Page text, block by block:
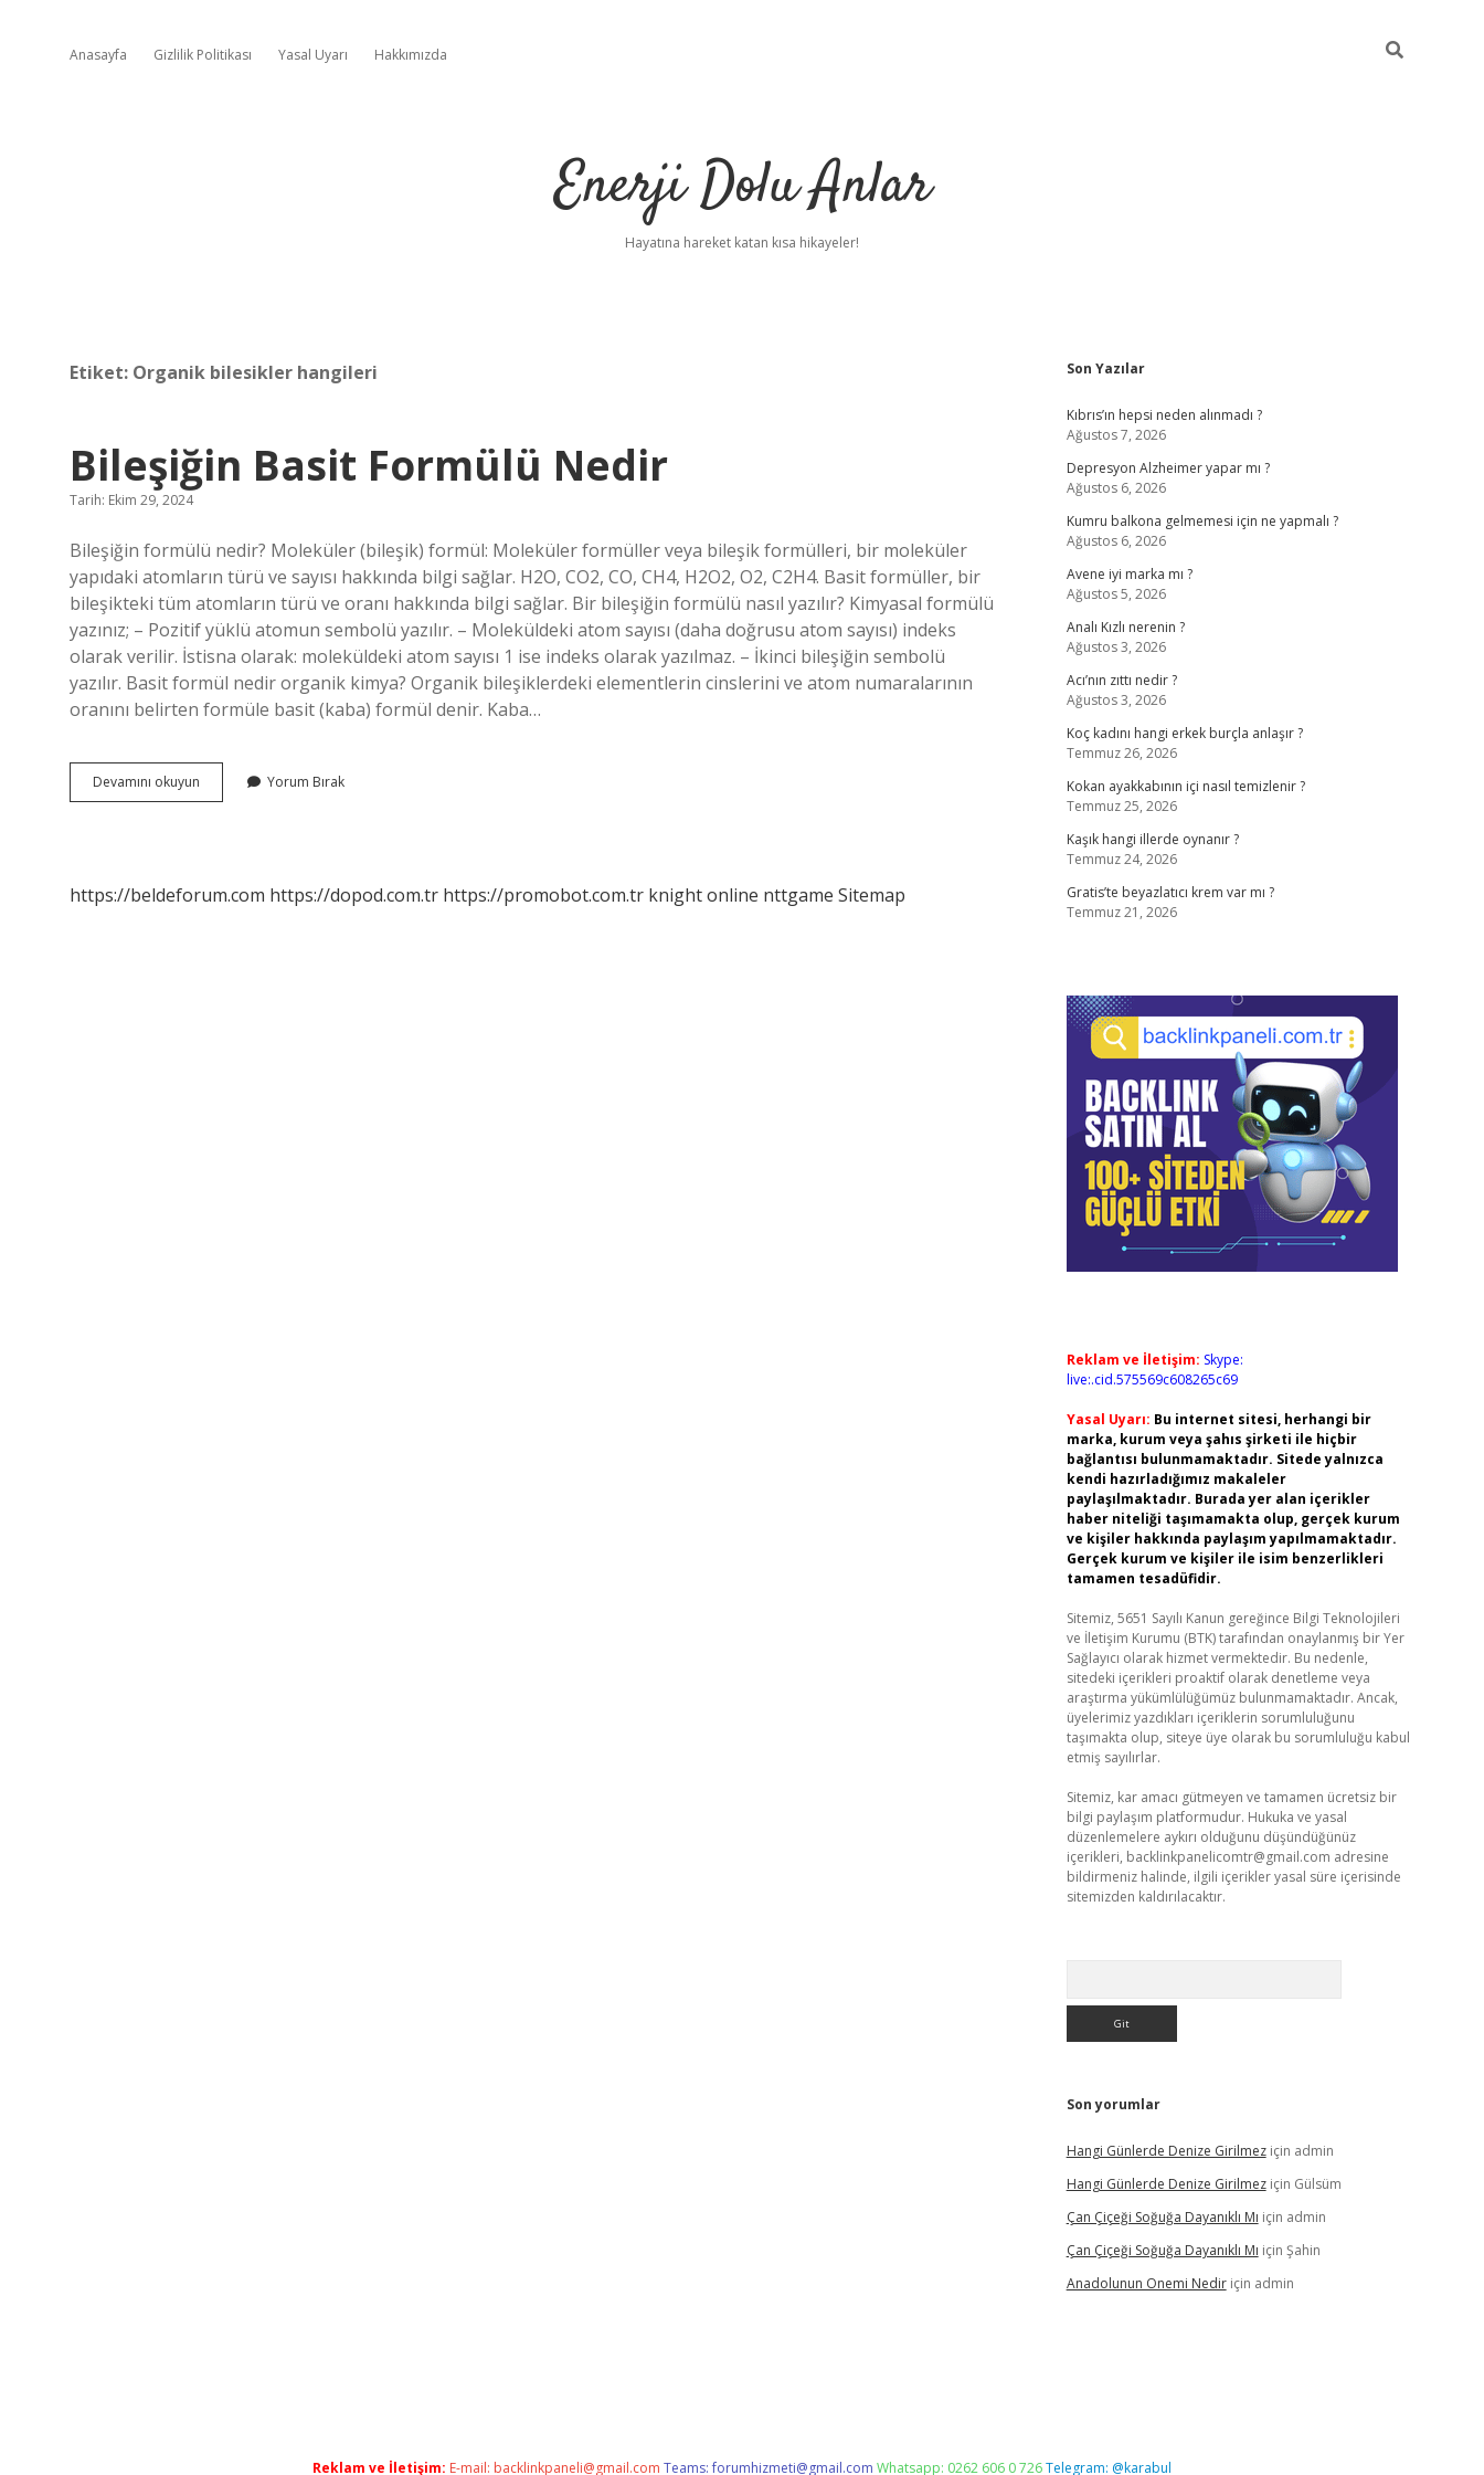
Anasayfa Gizlilik Politikası Yasal Uyarı Hakkımızda
Enerji Dolu Anlar
Hayatına hareket katan kısa hikayeler!
Etiket: Organik bilesikler hangileri
Bileşiğin Basit Formülü Nedir
Tarih: Ekim 29, 2024
Bileşiğin formülü nedir? Moleküler (bileşik) formül: Moleküler formüller veya bileşik formülleri, bir moleküler
yapıdaki atomların türü ve sayısı hakkında bilgi sağlar. H2O, CO2, CO, CH4, H2O2, O2, C2H4. Basit formüller, bir
bileşikteki tüm atomların türü ve oranı hakkında bilgi sağlar. Bir bileşiğin formülü nasıl yazılır? Kimyasal formülü
yazınız; – Pozitif yüklü atomun sembolü yazılır. – Moleküldeki atom sayısı (daha doğrusu atom sayısı) indeks
olarak verilir. İstisna olarak: moleküldeki atom sayısı 1 ise indeks olarak yazılmaz. – İkinci bileşiğin sembolü
yazılır. Basit formül nedir organik kimya? Organik bileşiklerdeki elementlerin cinslerini ve atom numaralarının
oranını belirten formüle basit (kaba) formül denir. Kaba…
Devamını okuyun Bileşiğin
Basit
Yorum Bırak
https://beldeforum.com https://dopod.com.tr https://promobot.com.tr knight online nttgame Sitemap
Sidebar
Son Yazılar
Kıbrıs’ın hepsi neden alınmadı ?
Ağustos 7, 2026
Depresyon Alzheimer yapar mı ?
Ağustos 6, 2026
Kumru balkona gelmemesi için ne yapmalı ?
Ağustos 6, 2026
Avene iyi marka mı ?
Ağustos 5, 2026
Analı Kızlı nerenin ?
Ağustos 3, 2026
Acı’nın zıttı nedir ?
Ağustos 3, 2026
Koç kadını hangi erkek burçla anlaşır ?
Temmuz 26, 2026
Kokan ayakkabının içi nasıl temizlenir ?
Temmuz 25, 2026
Kaşık hangi illerde oynanır ?
Temmuz 24, 2026
Gratis’te beyazlatıcı krem var mı ?
Temmuz 21, 2026
Reklam ve İletişim: Skype:
live:.cid.575569c608265c69
Yasal Uyarı: Bu internet sitesi, herhangi bir
marka, kurum veya şahıs şirketi ile hiçbir
bağlantısı bulunmamaktadır. Sitede yalnızca
kendi hazırladığımız makaleler
paylaşılmaktadır. Burada yer alan içerikler
haber niteliği taşımamakta olup, gerçek kurum
ve kişiler hakkında paylaşım yapılmamaktadır.
Gerçek kurum ve kişiler ile isim benzerlikleri
tamamen tesadüfidir.
Sitemiz, 5651 Sayılı Kanun gereğince Bilgi Teknolojileri
ve İletişim Kurumu (BTK) tarafından onaylanmış bir Yer
Sağlayıcı olarak hizmet vermektedir. Bu nedenle,
sitedeki içerikleri proaktif olarak denetleme veya
araştırma yükümlülüğümüz bulunmamaktadır. Ancak,
üyelerimiz yazdıkları içeriklerin sorumluluğunu
taşımakta olup, siteye üye olarak bu sorumluluğu kabul
etmiş sayılırlar.
Sitemiz, kar amacı gütmeyen ve tamamen ücretsiz bir
bilgi paylaşım platformudur. Hukuka ve yasal
düzenlemelere aykırı olduğunu düşündüğünüz
içerikleri, backlinkpanelicomtr@gmail.com adresine
bildirmeniz halinde, ilgili içerikler yasal süre içerisinde
sitemizden kaldırılacaktır.
Son yorumlar
Hangi Günlerde Denize Girilmeziçin admin
Hangi Günlerde Denize Girilmeziçin Gülsüm
Çan Çiçeği Soğuğa Dayanıklı Mı için admin
Çan Çiçeği Soğuğa Dayanıklı Mı için Şahin
Anadolunun Onemi Nediriçin admin
Reklam ve İletişim: E-mail: backlinkpaneli@gmail.com Teams:forumhizmeti@gmail.com Whatsapp: 0262 606 0 726Telegram: @karabul